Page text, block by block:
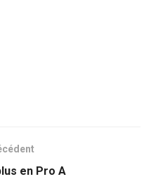
en Pro A